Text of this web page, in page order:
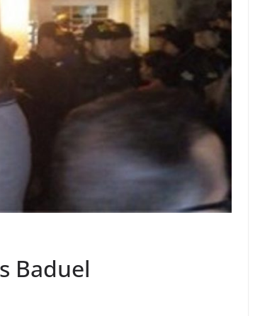
Baduel
Ibiza las mejores
vacaciones de verano
enero 11, 2023 Sophia